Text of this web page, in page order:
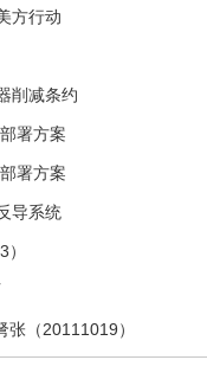
方行动
削减条约
署方案
署方案
导系统
张（20111019）